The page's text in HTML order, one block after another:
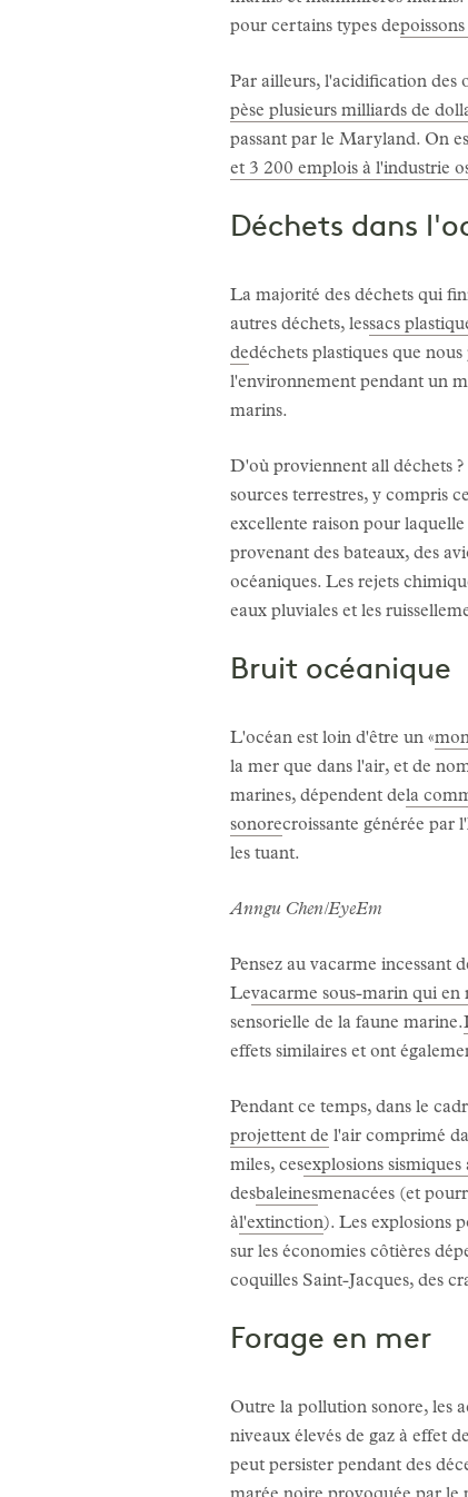
pour certains types de
Par ailleurs, l'acidification des
pèse plusieurs milliards de
passant par le Maryland. On
et 3 200 emplois à l'industrie
Déchets dans
La majorité des déchets qui
autres déchets, lessacs
dedéchets plastiques que
l'environnement pendant un
marins.
D'où proviennent all déchets ?
sources terrestres, y compris
excellente raison pour
provenant des bateaux, des
océaniques. Les rejets
eaux pluviales et les
Bruit océanique
L'océan est loin d'être un «
la mer que dans l'air, et de
marines, dépendent dela
sonorecroissante générée par
les tuant.
Anngu Chen/EyeEm
Pensez au vacarme
Levacarme sous-marin qui en
sensorielle de la faune marine.
effets similaires et ont
Pendant ce temps, dans le
projettent de l'air comprimé
miles, cesexplosions sismiques
desbaleinesmenacées (et
àl'extinction). Les explosions
sur les économies côtières
coquilles Saint-Jacques, des
Forage en mer
Outre la pollution sonore, les
niveaux élevés de gaz à effet
peut persister pendant des